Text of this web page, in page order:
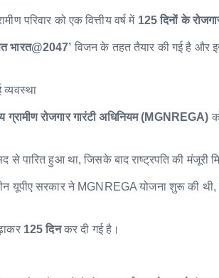
परिवार को एक वित्तीय वर्ष में 125 दिनों के
भारत@2047’ विजन के तहत तैयार की गई है और
ग्रामीण रोजगार गारंटी अधिनियम (MGNREGA)
से पारित हुआ था, जिसके बाद राष्ट्रपति की मंजूरी
यूपीए सरकार ने MGNREGA योजना शुरू की थी,
125 दिनकर दी गई है।